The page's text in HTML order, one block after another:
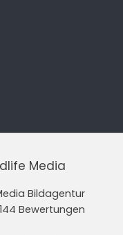
Media
Bildagentur
Bewertungen